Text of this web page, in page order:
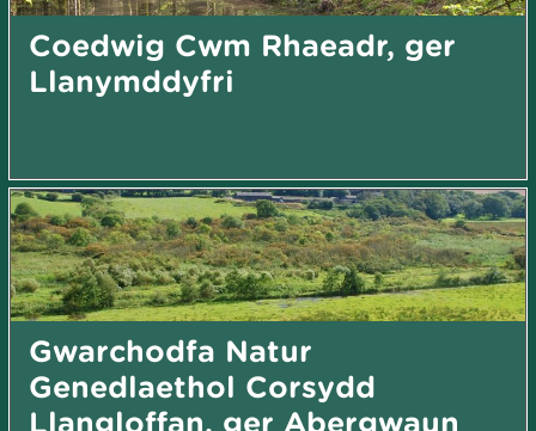
Coedwig Cwm Rhaeadr, ger
Llanymddyfri
Gwarchodfa Natur
Genedlaethol Corsydd
Llangloffan, ger Abergwaun